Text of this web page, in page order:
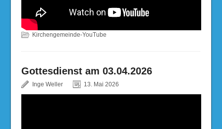
Kirchengemeinde-YouTube
Gottesdienst am 03.04.2026
Inge Weller 13. Mai 2026